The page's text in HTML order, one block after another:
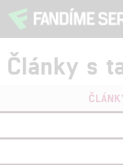
Články s